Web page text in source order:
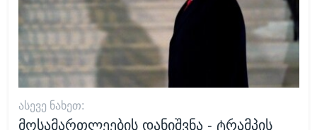
ᲐᲡᲔᲕᲔ ᲜᲐᲮᲔᲗ:
მოსამართლეების დანიშვნა - ტრამპის